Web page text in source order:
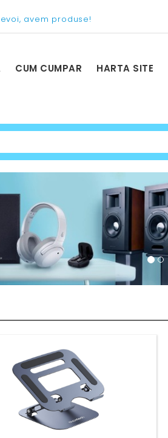
avem produse!
CUM CUMPAR HARTA SITE